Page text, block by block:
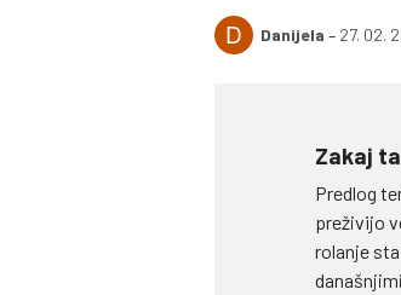
D Danijela – 27. 02.
Zakaj
Predlog
preživijo
rolanje